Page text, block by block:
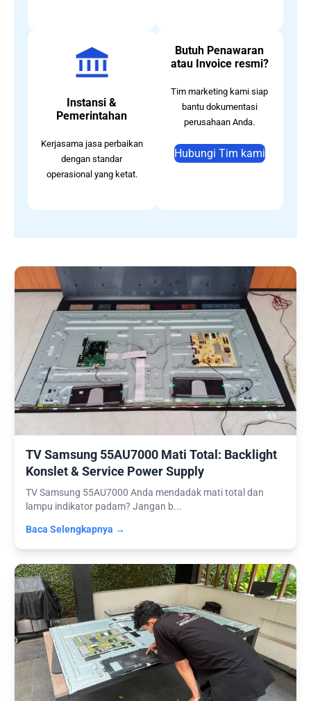
Instansi &
Pemerintahan
Kerjasama jasa perbaikan
dengan standar
operasional yang ketat.
Butuh Penawaran
atau Invoice resmi?
Tim marketing kami siap
bantu dokumentasi
perusahaan Anda.
Hubungi Tim kami
TV Samsung 55AU7000 Mati Total: Backlight
Konslet & Service Power Supply
TV Samsung 55AU7000 Anda mendadak mati total dan
lampu indikator padam? Jangan b...
Baca Selengkapnya →